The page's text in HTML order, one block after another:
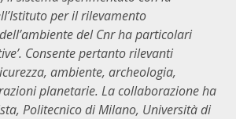
per il rilevamento
del Cnr ha particolari
Consente pertanto rilevanti
ambiente, archeologia,
planetarie. La collaborazione ha
Politecnico di Milano, Università di